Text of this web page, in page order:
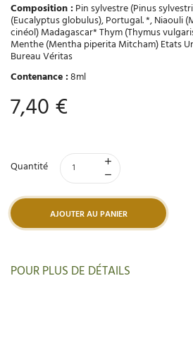
Composition :Pin sylvestre (Pinus
(Eucalyptus globulus), Portugal. *, Niaouli
cinéol) Madagascar* Thym (Thymus
Menthe (Mentha piperita Mitcham) Etats
Bureau Véritas
Contenance :8ml
7,40 €
Quantité
AJOUTER AU PANIER
POUR PLUS DE DÉTAILS